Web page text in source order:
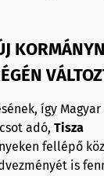
így
adó, Tisza
fellépő
is